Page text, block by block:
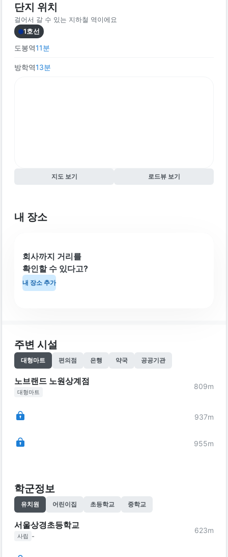
단지 위치
걸어서 갈 수 있는 지하철 역이에요
1호선
도봉역11분
방학역13분
지도 보기 로드뷰 보기
내 장소
회사까지 거리를
확인할 수 있다고?
내 장소 추가
주변 시설
대형마트 편의점 은행 약국 공공기관
노브랜드 노원상계점
대형마트
809m
937m
955m
학군정보
유치원 어린이집 초등학교 중학교
서울상경초등학교
사립 -
623m